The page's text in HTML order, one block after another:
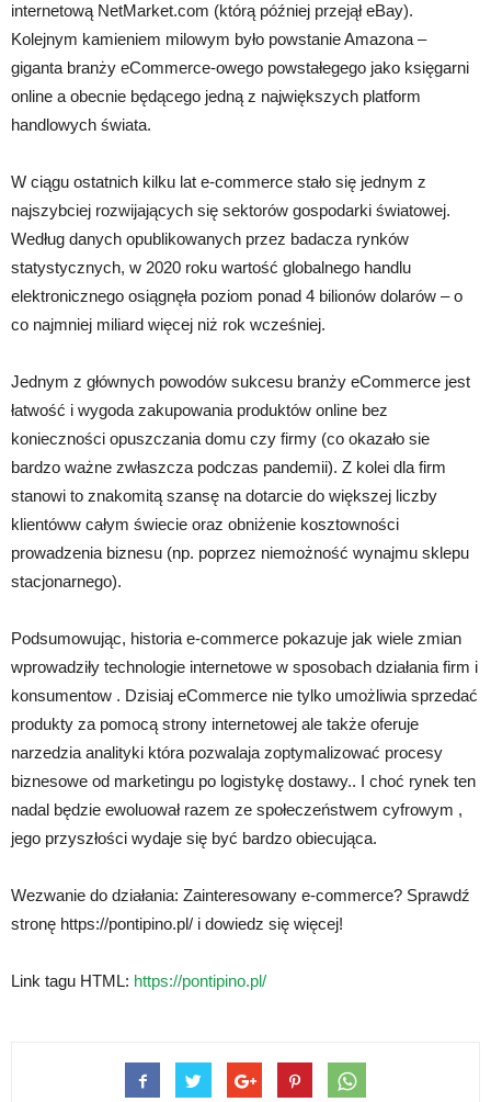
internetową NetMarket.com (którą później przejął eBay).
Kolejnym kamieniem milowym było powstanie Amazona –
giganta branży eCommerce-owego powstałegego jako księgarni
online a obecnie będącego jedną z największych platform
handlowych świata.
W ciągu ostatnich kilku lat e-commerce stało się jednym z
najszybciej rozwijających się sektorów gospodarki światowej.
Według danych opublikowanych przez badacza rynków
statystycznych, w 2020 roku wartość globalnego handlu
elektronicznego osiągnęła poziom ponad 4 bilionów dolarów – o
co najmniej miliard więcej niż rok wcześniej.
Jednym z głównych powodów sukcesu branży eCommerce jest
łatwość i wygoda zakupowania produktów online bez
konieczności opuszczania domu czy firmy (co okazało sie
bardzo ważne zwłaszcza podczas pandemii). Z kolei dla firm
stanowi to znakomitą szansę na dotarcie do większej liczby
klientóww całym świecie oraz obniżenie kosztowności
prowadzenia biznesu (np. poprzez niemożność wynajmu sklepu
stacjonarnego).
Podsumowując, historia e-commerce pokazuje jak wiele zmian
wprowadziły technologie internetowe w sposobach działania firm i
konsumentow . Dzisiaj eCommerce nie tylko umożliwia sprzedać
produkty za pomocą strony internetowej ale także oferuje
narzedzia analityki która pozwalaja zoptymalizować procesy
biznesowe od marketingu po logistykę dostawy.. I choć rynek ten
nadal będzie ewoluował razem ze społeczeństwem cyfrowym ,
jego przyszłości wydaje się być bardzo obiecująca.
Wezwanie do działania: Zainteresowany e-commerce? Sprawdź
stronę https://pontipino.pl/ i dowiedz się więcej!
Link tagu HTML: https://pontipino.pl/